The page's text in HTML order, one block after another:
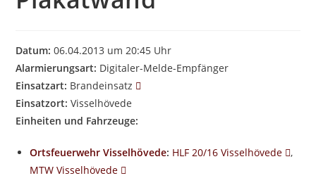
Datum: 06.04.2013 um 20:45 Uhr
Alarmierungsart: Digitaler-Melde-Empfänger
Einsatzart: Brandeinsatz
Einsatzort: Visselhövede
Einheiten und Fahrzeuge:
Ortsfeuerwehr Visselhövede: HLF 20/16 Visselhövede
,
MTW Visselhövede